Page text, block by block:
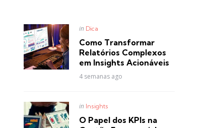
Posted
in Dica
Como Transformar
Relatórios Complexos
em Insights Acionáveis
4 semanas ago
Posted
in Insights
O Papel dos KPIs na